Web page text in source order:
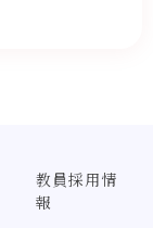
教員採用情
報